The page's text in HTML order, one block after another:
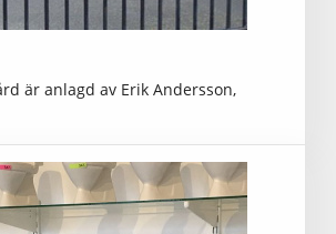
är anlagd av Erik Andersson,